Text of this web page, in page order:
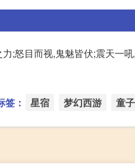
;怒目而视,鬼魅皆伏;震天一
签： 星宿 梦幻西游 童子